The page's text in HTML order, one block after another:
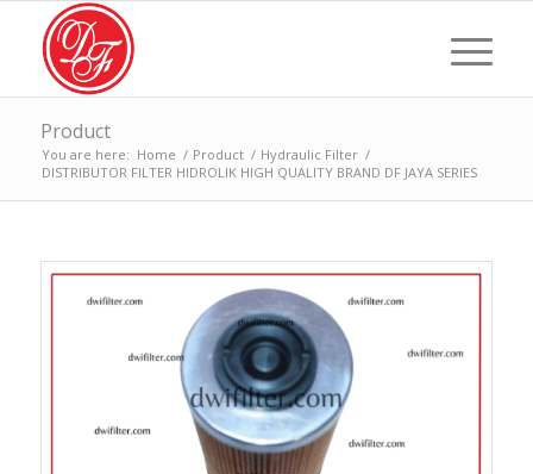
Product
You are here: Home / Product / Hydraulic Filter /
DISTRIBUTOR FILTER HIDROLIK HIGH QUALITY BRAND DF JAYA SERIES